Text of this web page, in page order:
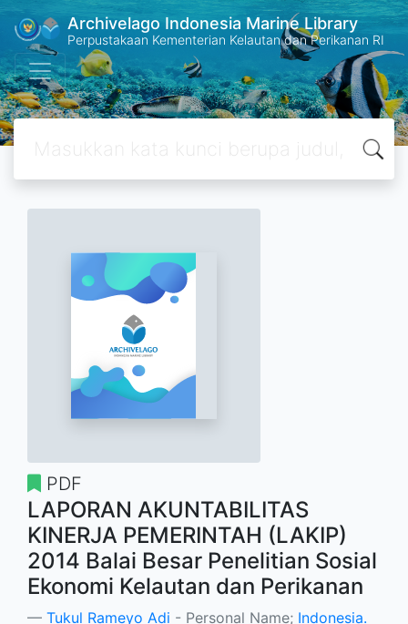
Archivelago Indonesia Marine Library
Perpustakaan Kementerian Kelautan dan Perikanan RI
PDF
LAPORAN AKUNTABILITAS
KINERJA PEMERINTAH (LAKIP)
2014 Balai Besar Penelitian Sosial
Ekonomi Kelautan dan Perikanan
Tukul Rameyo Adi - Personal Name; Indonesia.